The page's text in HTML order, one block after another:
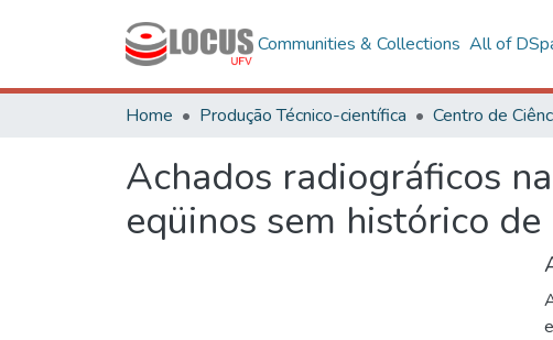
Communities & Collections All of
Home Produção Técnico-científica
Achados radiográficos
eqüinos sem histórico